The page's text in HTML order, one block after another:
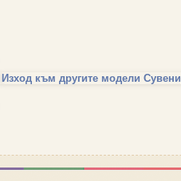
Изход към другите модели